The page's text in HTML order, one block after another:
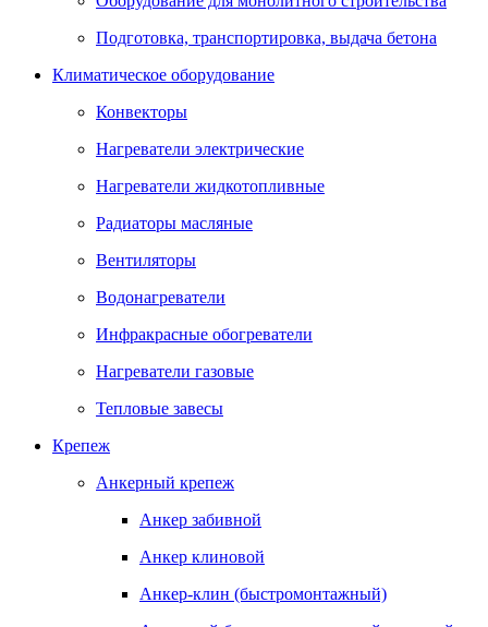
Подготовка, транспортировка, выдача бетона
Климатическое оборудование
Конвекторы
Нагреватели электрические
Нагреватели жидкотопливные
Радиаторы масляные
Вентиляторы
Водонагреватели
Инфракрасные обогреватели
Нагреватели газовые
Тепловые завесы
Крепеж
Анкерный крепеж
Анкер забивной
Анкер клиновой
Анкер-клин (быстромонтажный)